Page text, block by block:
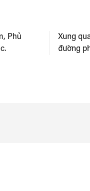
Phủ
Xung
đường